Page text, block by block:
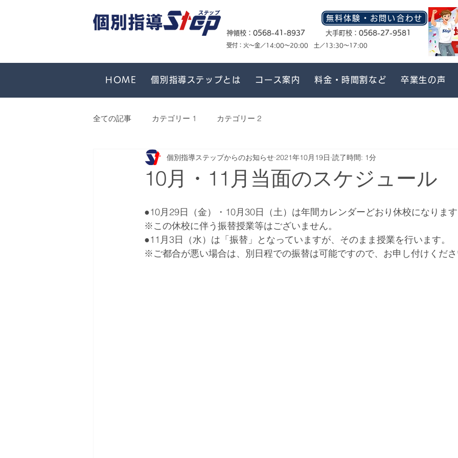
無料体験・お問い合わせ
神領校： 0568-41-8937 大手町校： 0568-27-9581
​受付：火〜金／14:00〜20:00 土／13:30〜17:00
HOME 個別指導ステップとは コース案内 料金・時間割など 卒業生の声
全ての記事 カテゴリー 1 カテゴリー 2
10月・11月当面のスケジュール
個別指導ステップからのお知らせ 2021年10月19日 読了時間: 1分
●10月29日（金）・10月30日（土）は年間カレンダーどおり休校になりま
※この休校に伴う振替授業等はございません。
●11月3日（水）は「振替」となっていますが、そのまま授業を行います。
※ご都合が悪い場合は、別日程での振替は可能ですので、お申し付けくだ